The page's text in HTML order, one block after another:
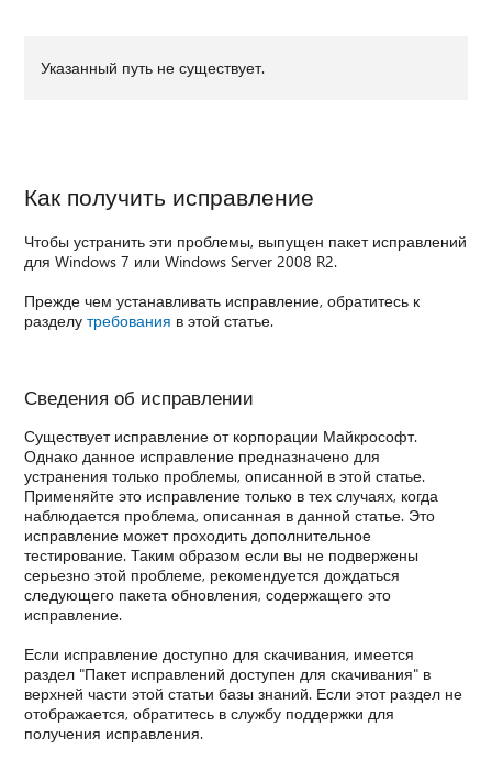
Указанный путь не существует.
Как получить исправление
Чтобы устранить эти проблемы, выпущен пакет исправлений
для Windows 7 или Windows Server 2008 R2.
Прежде чем устанавливать исправление, обратитесь к
разделутребования в этой статье.
Сведения об исправлении
Существует исправление от корпорации Майкрософт.
Однако данное исправление предназначено для
устранения только проблемы, описанной в этой статье.
Применяйте это исправление только в тех случаях, когда
наблюдается проблема, описанная в данной статье. Это
исправление может проходить дополнительное
тестирование. Таким образом если вы не подвержены
серьезно этой проблеме, рекомендуется дождаться
следующего пакета обновления, содержащего это
исправление.
Если исправление доступно для скачивания, имеется
раздел "Пакет исправлений доступен для скачивания" в
верхней части этой статьи базы знаний. Если этот раздел не
отображается, обратитесь в службу поддержки для
получения исправления.